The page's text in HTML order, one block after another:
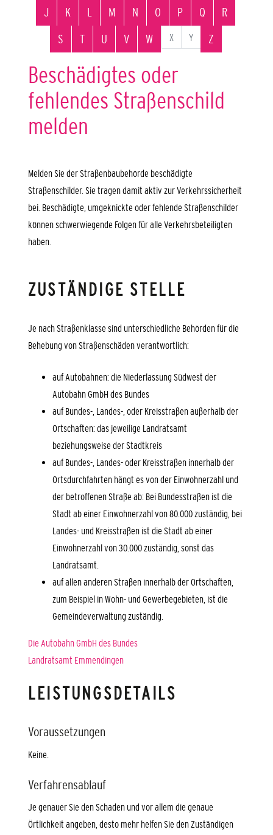
J
K L M N O P Q
R
S
T U V W X Y Z
Beschädigtes oder
fehlendes Straßenschild
melden
Melden Sie der Straßenbaubehörde beschädigte
Straßenschilder. Sie tragen damit aktiv zur Verkehrssicherheit
bei. Beschädigte, umgeknickte oder fehlende Straßenschilder
können schwerwiegende Folgen für alle Verkehrsbeteiligten
haben.
ZUSTÄNDIGE STELLE
Je nach Straßenklasse sind unterschiedliche Behörden für die
Behebung von Straßenschäden verantwortlich:
auf Autobahnen: die Niederlassung Südwest der
Autobahn GmbH des Bundes
auf Bundes-, Landes-, oder Kreisstraßen außerhalb der
Ortschaften: das jeweilige Landratsamt
beziehungsweise der Stadtkreis
auf Bundes-, Landes- oder Kreisstraßen innerhalb der
Ortsdurchfahrten hängt es von der Einwohnerzahl und
der betroffenen Straße ab: Bei Bundesstraßen ist die
Stadt ab einer Einwohnerzahl von 80.000 zuständig, bei
Landes- und Kreisstraßen ist die Stadt ab einer
Einwohnerzahl von 30.000 zuständig, sonst das
Landratsamt.
auf allen anderen Straßen innerhalb der Ortschaften,
zum Beispiel in Wohn- und Gewerbegebieten, ist die
Gemeindeverwaltung zuständig.
Die Autobahn GmbH des Bundes
Landratsamt Emmendingen
LEISTUNGSDETAILS
Voraussetzungen
Keine.
Verfahrensablauf
Je genauer Sie den Schaden und vor allem die genaue
Örtlichkeit angeben, desto mehr helfen Sie den Zuständigen